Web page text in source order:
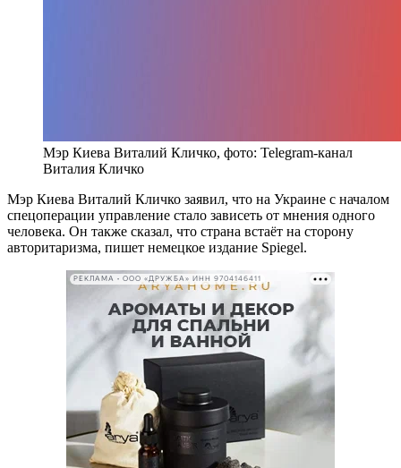
Мэр Киева Виталий Кличко, фото: Telegram-канал
Виталия Кличко
Мэр Киева Виталий Кличко заявил, что на Украине с началом
спецоперации управление стало зависеть от мнения одного
человека. Он также сказал, что страна встаёт на сторону
авторитаризма, пишет немецкое издание Spiegel.
РЕКЛАМА • ООО «ДРУЖБА» ИНН 9704146411